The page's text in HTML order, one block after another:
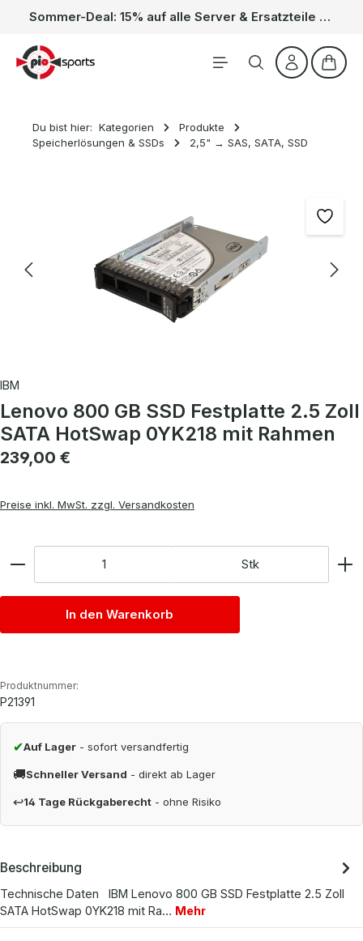
Zum Hauptinhalt springen Sommer-Deal: 15% auf alle Server & Ersatzteile – Kein Code nötig, der Rabatt wird automatisch im Warenkorb abgezogen. Gültig vom 01.06. bis 31.08.
Du bist hier: Kategorien
Produkte
Speicherlösungen & SSDs
2,5" → SAS, SATA, SSD
IBM
Lenovo 800 GB SSD Festplatte 2.5 Zoll
SATA HotSwap 0YK218 mit Rahmen
Regulärer Preis:
239,00 €
Preise inkl. MwSt. zzgl. Versandkosten
Stk
In den Warenkorb
Produktnummer:
P21391
✔Auf Lager - sofort versandfertig
🚚Schneller Versand - direkt ab Lager
↩14 Tage Rückgaberecht - ohne Risiko
Beschreibung
Technische Daten IBM Lenovo 800 GB SSD Festplatte 2.5 Zoll
SATA HotSwap 0YK218 mit Ra… Mehr